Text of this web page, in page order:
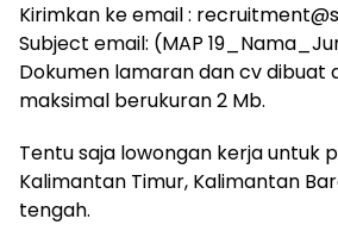
Kirimkan ke email :
Subject email: (MAP
Dokumen lamaran dan cv dibuat
maksimal berukuran 2 Mb.
Tentu saja lowongan kerja untuk
Kalimantan Timur, Kalimantan
tengah.